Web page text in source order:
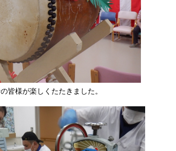
皆様が楽しくたたきました。